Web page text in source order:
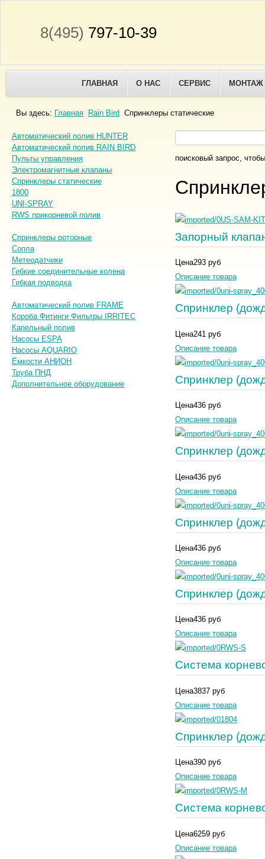
8(495) 797-10-39
ГЛАВНАЯ О НАС СЕРВИС МОНТАЖ
Вы здесь: Главная Rain Bird Спринклеры статические
Автоматический полив HUNTER
Автоматический полив RAIN BIRD
Пульты управления
Электромагнитные клапаны
Спринклеры статические
1800
UNI-SPRAY
RWS прикорневой полив
Спринклеры роторные
Сопла
Метеодатчики
Гибкие соединительные колена
Гибкая подводка
Автоматический полив FRAME
Короба Фитинги Фильтры IRRITEC
Капельный полив
Насосы ESPA
Насосы AQUARIO
Ёмкости АНИОН
Труба ПНД
Дополнительное оборудование
поисковый запрос,
Запорный
Цена293 руб
Описание товара
Спринклер
Цена241 руб
Описание товара
Спринклер
Цена436 руб
Описание товара
Спринклер
Цена436 руб
Описание товара
Спринклер
Цена436 руб
Описание товара
Спринклер
Цена436 руб
Описание товара
Система
Цена3837 руб
Описание товара
Спринклер
Цена390 руб
Описание товара
Система
Цена6259 руб
Описание товара